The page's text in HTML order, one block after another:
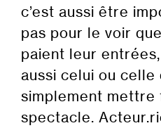
c’est aussi être
pas pour le voir
paient leur
aussi celui ou
simplement mettre
spectacle.